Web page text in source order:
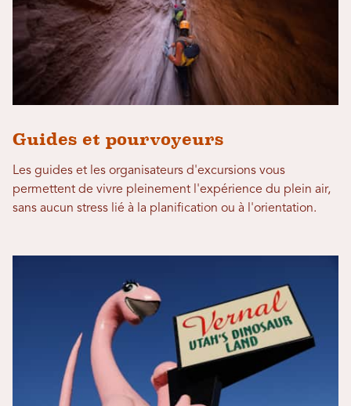
Guides et pourvoyeurs
Les guides et les organisateurs d'excursions vous
permettent de vivre pleinement l'expérience du plein air,
sans aucun stress lié à la planification ou à l'orientation.